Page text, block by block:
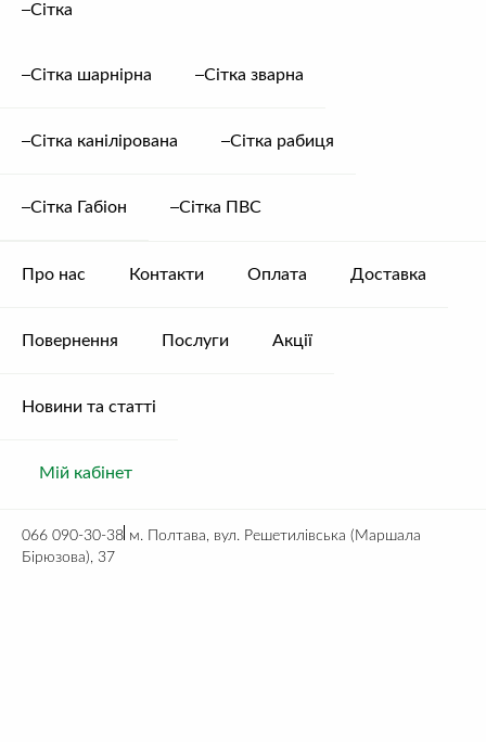
Сітка
Сітка шарнірна Сітка зварна
Сітка канілірована Сітка рабиця
Сітка Габіон Сітка ПВС
Про нас Контакти Оплата Доставка
Повернення Послуги Акції
Новини та статті
Мій кабінет
066 090-30-38 м. Полтава, вул. Решетилівська (Маршала
Бірюзова), 37